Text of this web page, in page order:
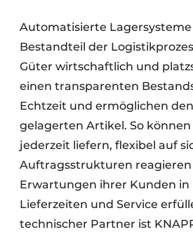
Automatisierte
Bestandteil der
Güter wirtschaftlich und
einen transparenten
Echtzeit und ermöglichen
gelagerten Artikel. So
jederzeit liefern, flexibel auf
Auftragsstrukturen reagieren
Erwartungen ihrer Kunden in
Lieferzeiten und Service
technischer Partner ist